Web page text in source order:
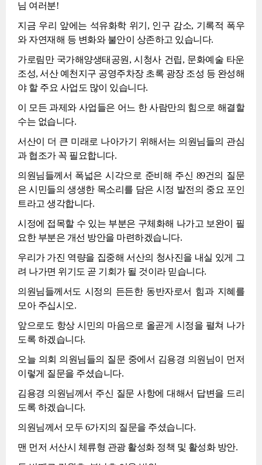
님 여러분!
지금 우리 앞에는 석유화학 위기, 인구 감소, 기록적 폭우
와 자연재해 등 변화와 불안이 상존하고 있습니다.
가로림만 국가해양생태공원, 시청사 건립, 문화예술 타운
조성, 서산 예천지구 공영주차장 초록 광장 조성 등 완성해
야 할 주요 사업도 많이 있습니다.
이 모든 과제와 사업들은 어느 한 사람만의 힘으로 해결할
수는 없습니다.
서산이 더 큰 미래로 나아가기 위해서는 의원님들의 관심
과 협조가 꼭 필요합니다.
의원님들께서 폭넓은 시각으로 준비해 주신 89건의 질문
은 시민들의 생생한 목소리를 담은 시정 발전의 중요 포인
트라고 생각합니다.
시정에 접목할 수 있는 부분은 구체화해 나가고 보완이 필
요한 부분은 개선 방안을 마련하겠습니다.
우리가 가진 역량을 집중해 서산의 청사진을 내실 있게 그
려 나가면 위기도 곧 기회가 될 것이라 믿습니다.
의원님들께서도 시정의 든든한 동반자로서 힘과 지혜를
모아 주십시오.
앞으로도 항상 시민의 마음으로 올곧게 시정을 펼쳐 나가
도록 하겠습니다.
오늘 의회 의원님들의 질문 중에서 김용경 의원님이 먼저
이렇게 질문을 주셨습니다.
김용경 의원님께서 주신 질문 사항에 대해서 답변을 드리
도록 하겠습니다.
의원님께서 모두 6가지의 질문을 주셨습니다.
맨 먼저 서산시 체류형 관광 활성화 정책 및 활성화 방안.